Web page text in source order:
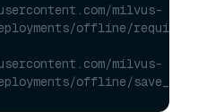
milvus-
offline/
milvus-
offline/